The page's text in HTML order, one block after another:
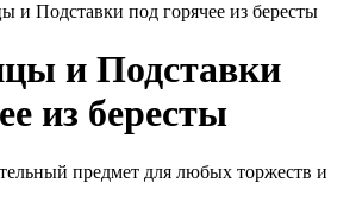
и Подставки под горячее из бересты
и Подставки
из бересты
предмет для любых торжеств и